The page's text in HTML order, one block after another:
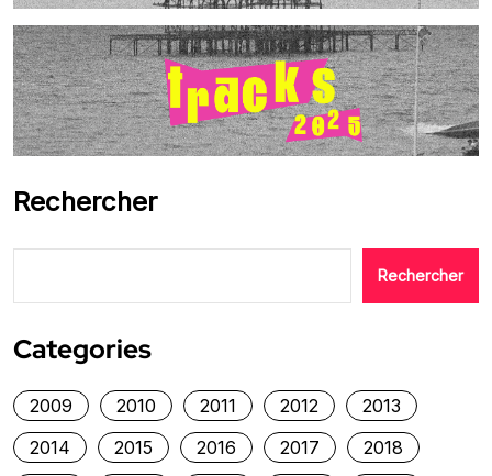
Rechercher
Rechercher
Categories
2009 2010 2011 2012
2013
2014
2015 2016 2017
2018